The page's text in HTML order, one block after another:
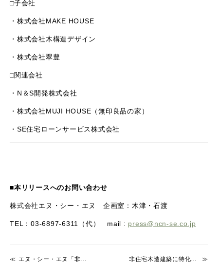
□子会社
・株式会社MAKE HOUSE
・株式会社木構造デザイン
・株式会社翠豊
□関連会社
・ N ＆S開発株式会社
・株式会社MUJI HOUSE （無印良品の家）
・ SE住宅ローンサービス株式会社
■本リリースへのお問い合わせ
株式会社エヌ・シー・エヌ 企画室：木津・石渡
TEL： 03-6897-6311 （代） mail : press@ncn-se.co.jp
エヌ・シー・エヌ「非住宅・木造建築フェア2025」に出展
非住宅木造建築に特化した「大規模木造建築ネットワーク」を新たに設立